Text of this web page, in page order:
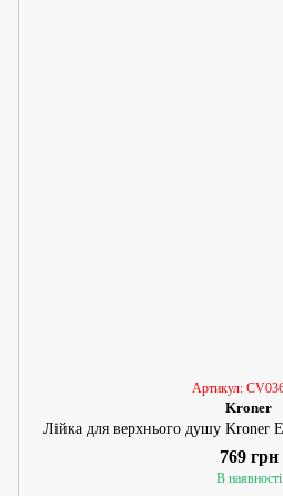
Артикул:
Kroner
Лійка для верхнього душу Kroner
769 грн
В наявності